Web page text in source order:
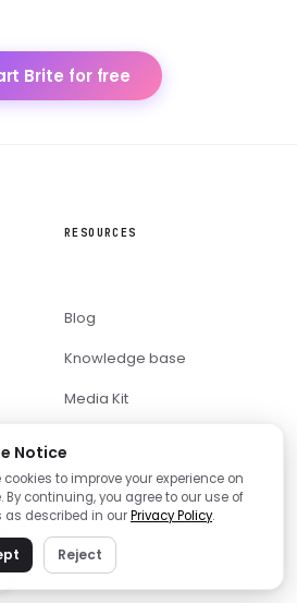
Brite for free
RESOURCES
Blog
Knowledge base
Media Kit
Notice
cookies to improve your experience on
By continuing, you agree to our use of
as described in ourPrivacy Policy.
Reject